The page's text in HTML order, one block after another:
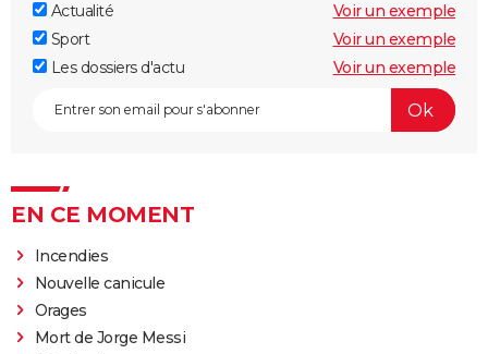
Actualité
Voir un exemple
Sport
Voir un exemple
Les dossiers d'actu
Voir un exemple
EN CE MOMENT
Incendies
Nouvelle canicule
Orages
Mort de Jorge Messi